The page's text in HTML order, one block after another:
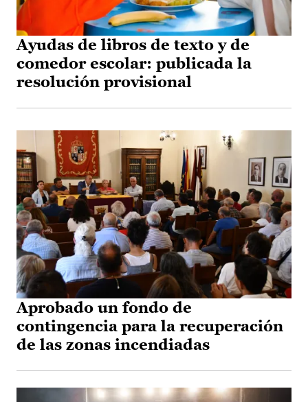
Ayudas de libros de texto y de
comedor escolar: publicada la
resolución provisional
Aprobado un fondo de
contingencia para la recuperación
de las zonas incendiadas